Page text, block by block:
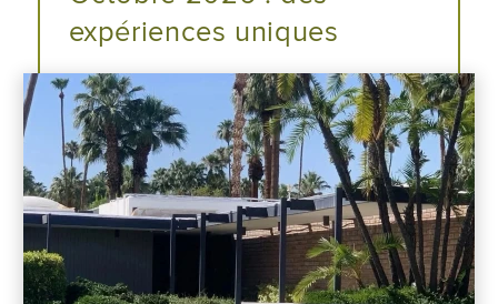
expériences uniques